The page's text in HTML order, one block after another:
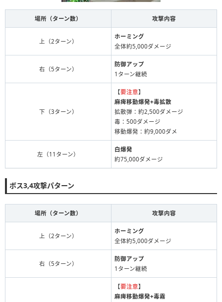
場所（ターン数） 攻撃内容
上（2ターン）
ホーミング
全体約5,000ダメージ
右（5ターン）
防御アップ
1ターン継続
下（3ターン）
【要注意】
麻痺移動爆発+毒拡散
拡散弾：約2,500ダメージ
毒：500ダメージ
移動爆発：約9,000ダメ
左（11ターン）
白爆発
約75,000ダメージ
ボス3,4攻撃パターン
場所（ターン数） 攻撃内容
上（2ターン）
ホーミング
全体約5,000ダメージ
右（5ターン）
防御アップ
1ターン継続
【要注意】
麻痺移動爆発+毒霧